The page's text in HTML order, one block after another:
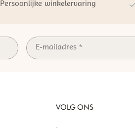
Persoonlijke winkelervaring
VOLG ONS